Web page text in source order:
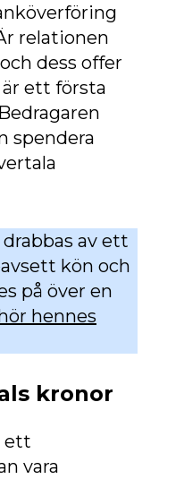
relationen
dess offer
ett första
spendera
av ett
kön och
på över en
hennes
kronor
ett
vara